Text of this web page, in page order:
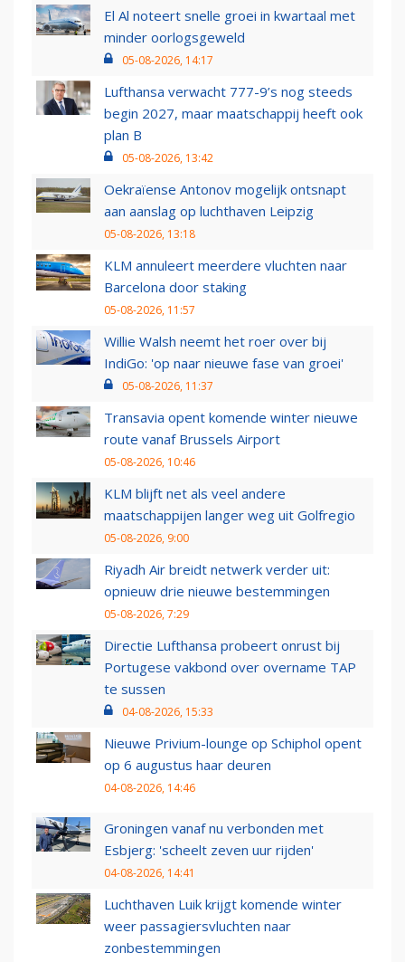
El Al noteert snelle groei in kwartaal met
minder oorlogsgeweld
05-08-2026, 14:17
Lufthansa verwacht 777-9’s nog steeds
begin 2027, maar maatschappij heeft ook
plan B
05-08-2026, 13:42
Oekraïense Antonov mogelijk ontsnapt
aan aanslag op luchthaven Leipzig
05-08-2026, 13:18
KLM annuleert meerdere vluchten naar
Barcelona door staking
05-08-2026, 11:57
Willie Walsh neemt het roer over bij
IndiGo: 'op naar nieuwe fase van groei'
05-08-2026, 11:37
Transavia opent komende winter nieuwe
route vanaf Brussels Airport
05-08-2026, 10:46
KLM blijft net als veel andere
maatschappijen langer weg uit Golfregio
05-08-2026, 9:00
Riyadh Air breidt netwerk verder uit:
opnieuw drie nieuwe bestemmingen
05-08-2026, 7:29
Directie Lufthansa probeert onrust bij
Portugese vakbond over overname TAP
te sussen
04-08-2026, 15:33
Nieuwe Privium-lounge op Schiphol opent
op 6 augustus haar deuren
04-08-2026, 14:46
Groningen vanaf nu verbonden met
Esbjerg: 'scheelt zeven uur rijden'
04-08-2026, 14:41
Luchthaven Luik krijgt komende winter
weer passagiersvluchten naar
zonbestemmingen